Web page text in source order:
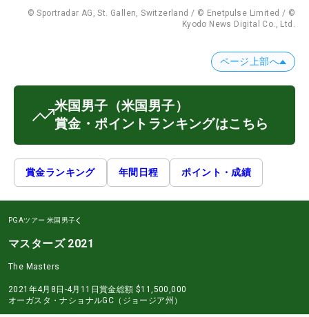
© Sportradar AG, St. Gallen, Switzerland / © Enetpulse Limited / ©
Kyodo News Digital Co., Ltd.
ページ上部へ
米国男子 （米国男子）
賞金・ポイントランキングはこちら
賞金ランキング 年間日程 ポイント・成績
PGAツアー 米国男子
マスターズ 2021
The Masters
2021年4月8日-4月11日賞金総額 $11,500,000
オーガスタ・ナショナルGC（ジョージア州）